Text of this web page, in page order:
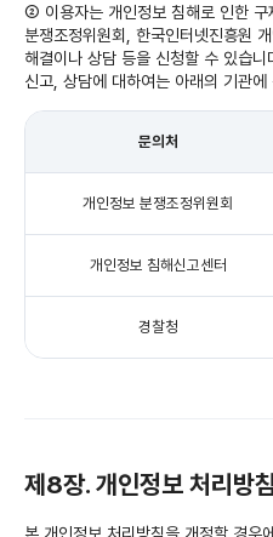
② 이용자는 개인정보 침해로 인한 구
분쟁조정위원회, 한국인터넷진흥원
해결이나 상담 등을 신청할 수 있습
신고, 상담에 대하여는 아래의 기관에
문의처
개인정보 분쟁조정위원회
개인정보 침해신고센터
경찰청
제8장. 개인정보 처리방
본 개인정보 처리방침을 개정할 경우